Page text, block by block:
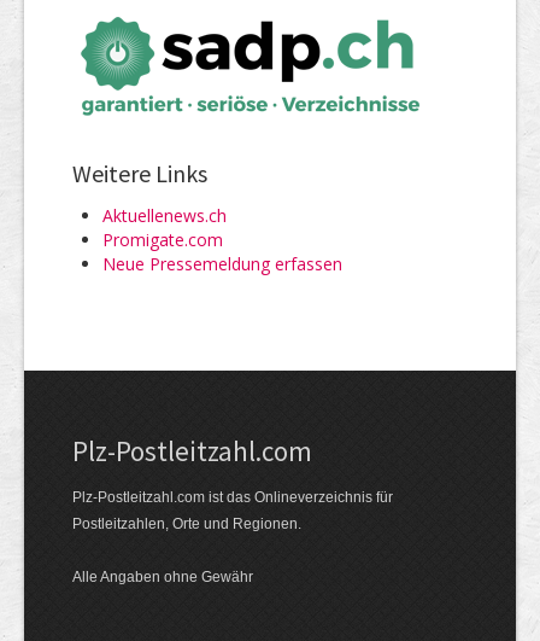
Weitere Links
Aktuellenews.ch
Promigate.com
Neue Pressemeldung erfassen
Plz-Postleitzahl.com
Plz-Postleitzahl.com ist das Onlineverzeichnis für
Postleitzahlen, Orte und Regionen.
Alle Angaben ohne Gewähr